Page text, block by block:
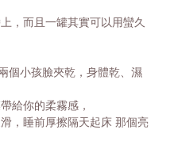
，而且一罐其實可以用蠻久
小孩臉夾乾，身體乾、濕
給你的柔霧感，
，睡前厚擦隔天起床 那個亮